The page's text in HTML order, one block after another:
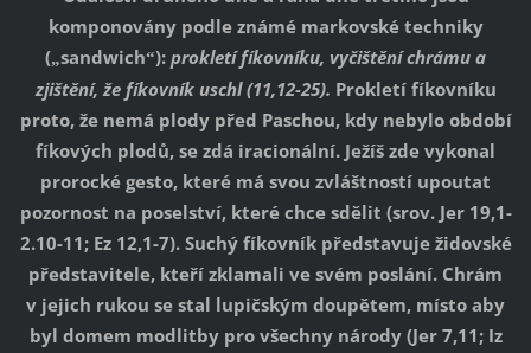
komponovány podle známé markovské techniky
(„sandwich“): prokletí fíkovníku, vyčištění chrámu a
zjištění, že fíkovník uschl (11,12-25). Prokletí fíkovníku
proto, že nemá plody před Paschou, kdy nebylo období
fíkových plodů, se zdá iracionální. Ježíš zde vykonal
prorocké gesto, které má svou zvláštností upoutat
pozornost na poselství, které chce sdělit (srov. Jer 19,1-
2.10-11; Ez 12,1-7). Suchý fíkovník představuje židovské
představitele, kteří zklamali ve svém poslání. Chrám
v jejich rukou se stal lupičským doupětem, místo aby
byl domem modlitby pro všechny národy (Jer 7,11; Iz